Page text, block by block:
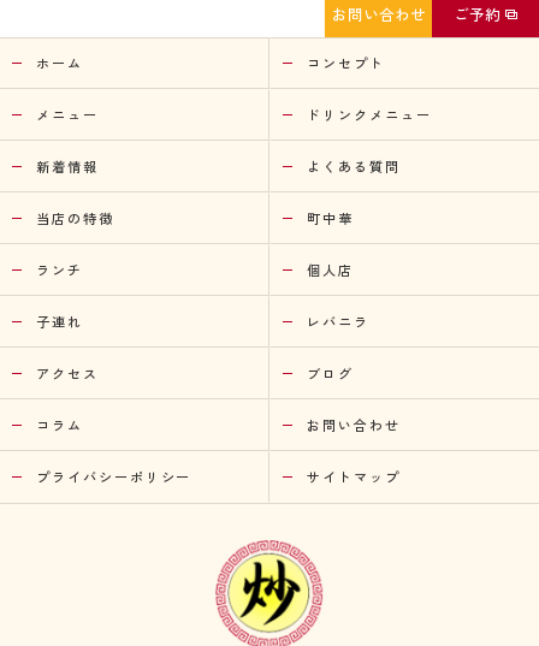
お問い合わせ ご予約
ホーム コンセプト
メニュー ドリンクメニュー
新着情報 よくある質問
当店の特徴 町中華
ランチ 個人店
子連れ レバニラ
アクセス ブログ
コラム お問い合わせ
プライバシーポリシー サイトマップ